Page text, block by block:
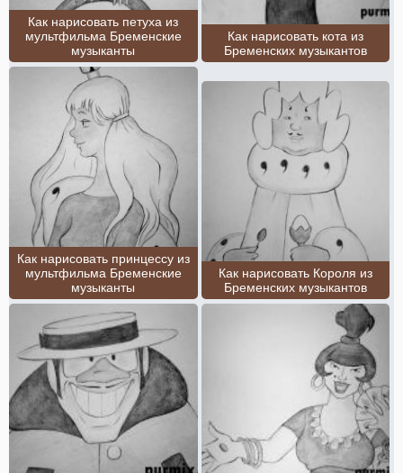
Как нарисовать петуха из
мультфильма Бременские
музыканты
Как нарисовать кота из
Бременских музыкантов
Как нарисовать принцессу из
мультфильма Бременские
музыканты
Как нарисовать Короля из
Бременских музыкантов